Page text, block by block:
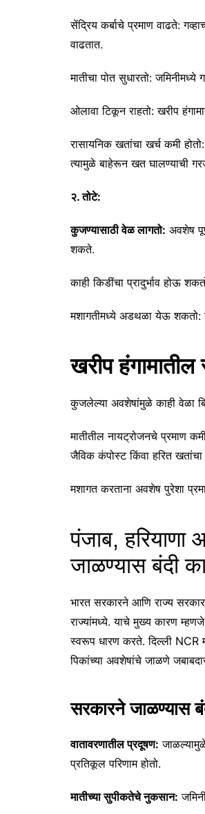
सेंद्रिय कर्बाचे प्रमाण वाढते:
वाढतात.
मातीचा पोत सुधारतो:
ओलावा टिकून राहतो: खरीप
रासायनिक खतांचा खर्च कमी
त्यामुळे बाहेरून खत घालण्याची
२. तोटे:
कुजण्यासाठी वेळ लागतो: अवशेष
शकते.
काही किडींचा प्रादुर्भाव होऊ
मशागतीमध्ये अडथळा येऊ शकतो:
खरीप
कुजलेल्या अवशेषांमुळे काही वेळा
मातीतील नायट्रोजनचे प्रमाण
जैविक कंपोस्ट किंवा हरित खतांचा
मशागत करताना अवशेष पुरेशा
पंजाब,
जाळण्यास बंदी
भारत सरकारने आणि राज्य
राज्यांमध्ये. याचे मुख्य कारण
स्वरूप धारण करते. दिल्ली NCR
पिकांच्या अवशेषांचे जाळणे
सरकारने जाळण्यास
वातावरणातील प्रदूषण:
प्रतिकूल परिणाम होतो.
मातीच्या सुपीकतेचे नुकसान: